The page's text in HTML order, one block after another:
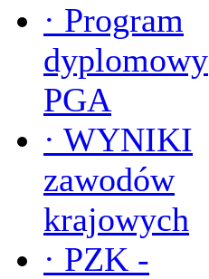
· Program
dyplomowy
PGA
· WYNIKI
zawodów
krajowych
· PZK -